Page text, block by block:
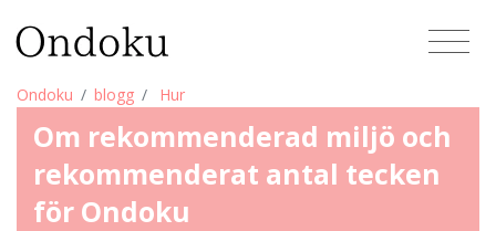
Ondoku blogg Hur
Om rekommenderad miljö och
rekommenderat antal tecken
för Ondoku